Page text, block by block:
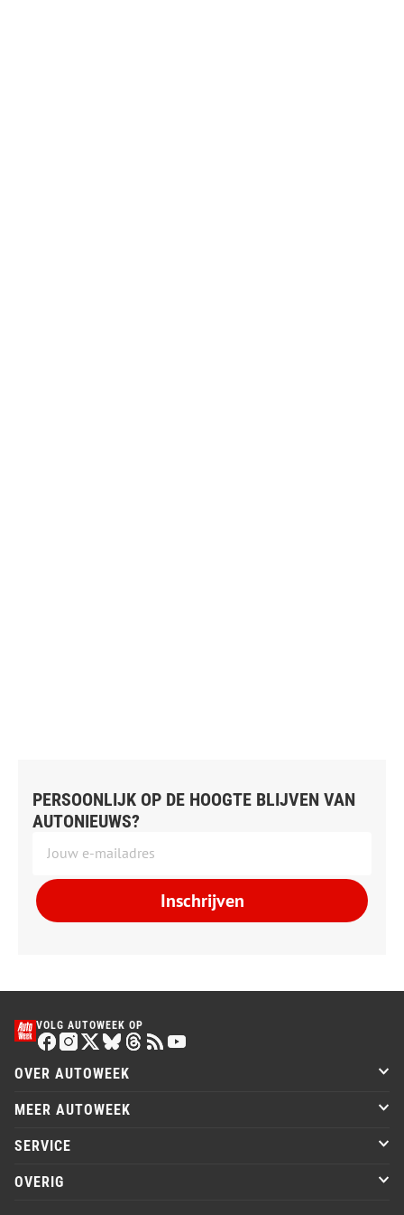
PERSOONLIJK OP DE HOOGTE BLIJVEN VAN
AUTONIEUWS?
Inschrijven
VOLG AUTOWEEK OP
OVER AUTOWEEK
MEER AUTOWEEK
SERVICE
OVERIG